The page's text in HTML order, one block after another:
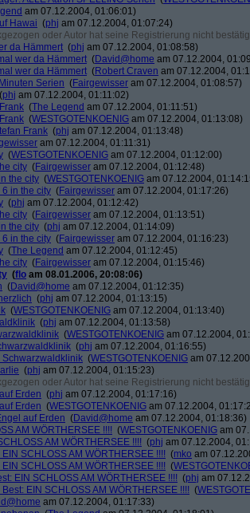
am 07.12.2004, 01:06:01)
Hawai (phj am 07.12.2004, 01:07:24)
oder Autor hat seine Registrierung nicht
da Hämmert (phj am 07.12.2004, 01:08:58)
wer da Hämmert (David@home am 07.12.2004,
wer da Hämmert (Robert Craven am 07.12.2004,
Serien (Fairgewisser am 07.12.2004, 01:08:57)
(phj am 07.12.2004, 01:11:02)
(The Legend am 07.12.2004, 01:11:51)
(WESTGOTENKOENIG am 07.12.2004, 01:13:08)
Frank (phj am 07.12.2004, 01:13:48)
am 07.12.2004, 01:11:31)
(WESTGOTENKOENIG am 07.12.2004, 01:12:00)
city (Fairgewisser am 07.12.2004, 01:12:48)
the city (WESTGOTENKOENIG am 07.12.2004,
6 in the city (Fairgewisser am 07.12.2004, 01:17:26)
(phj am 07.12.2004, 01:12:42)
city (Fairgewisser am 07.12.2004, 01:13:51)
the city (phj am 07.12.2004, 01:14:09)
6 in the city (Fairgewisser am 07.12.2004, 01:16:23)
(The Legend am 07.12.2004, 01:12:45)
city (Fairgewisser am 07.12.2004, 01:15:46)
(flo am 08.01.2006, 20:08:06)
(David@home am 07.12.2004, 01:12:35)
(phj am 07.12.2004, 01:13:15)
(WESTGOTENKOENIG am 07.12.2004, 01:13:40)
(phj am 07.12.2004, 01:13:58)
(WESTGOTENKOENIG am 07.12.2004,
(phj am 07.12.2004, 01:16:55)
Schwarzwaldklinik (WESTGOTENKOENIG am
(phj am 07.12.2004, 01:15:23)
oder Autor hat seine Registrierung nicht
Erden (phj am 07.12.2004, 01:17:16)
Erden (WESTGOTENKOENIG am 07.12.2004,
auf Erden (David@home am 07.12.2004, 01:18:36)
AM WÖRTHERSEE !!!! (WESTGOTENKOENIG am
AM WÖRTHERSEE !!!! (phj am 07.12.2004,
EIN SCHLOSS AM WÖRTHERSEE !!!! (mko am
EIN SCHLOSS AM WÖRTHERSEE !!!! (
EIN SCHLOSS AM WÖRTHERSEE !!!! (phj am
Best: EIN SCHLOSS AM WÖRTHERSEE !!!! (
am 07.12.2004, 01:17:33)